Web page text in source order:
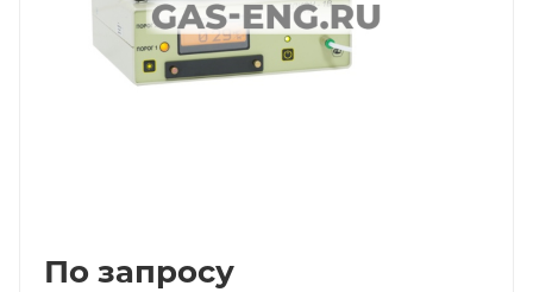
По запросу